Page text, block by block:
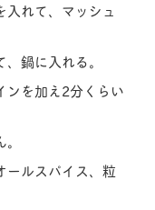
入れて、マッシュ
鍋に入れる。
ンを加え2分くらい
ールスパイス、粒